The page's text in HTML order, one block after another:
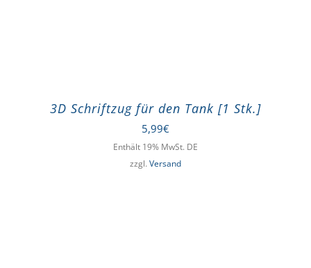
3D Schriftzug für den Tank [1 Stk.]
5,99€
Enthält 19% MwSt. DE
zzgl. Versand